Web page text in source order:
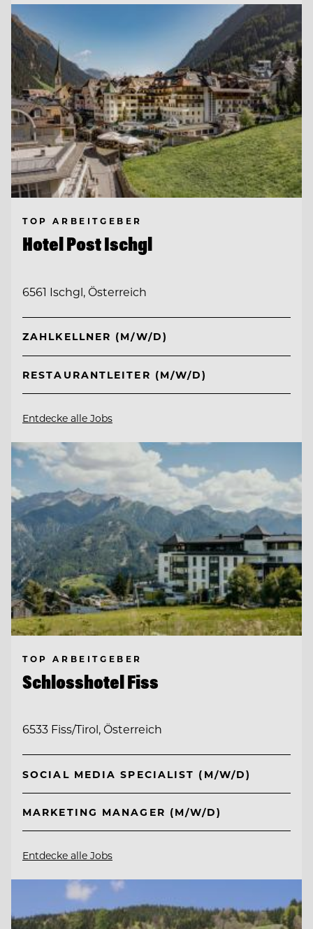
TOP ARBEITGEBER
Hotel Post Ischgl
6561 Ischgl, Österreich
ZAHLKELLNER (M/W/D)
RESTAURANTLEITER (M/W/D)
Entdecke alle Jobs
TOP ARBEITGEBER
Schlosshotel Fiss
6533 Fiss/Tirol, Österreich
SOCIAL MEDIA SPECIALIST (M/W/D)
MARKETING MANAGER (M/W/D)
Entdecke alle Jobs